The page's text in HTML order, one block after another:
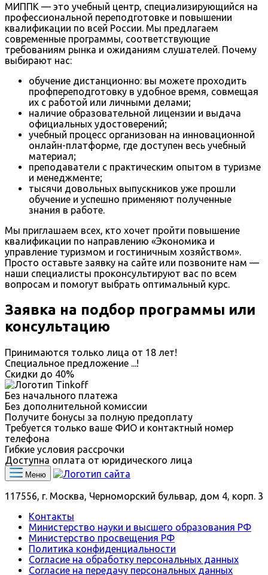
МИППК — это учебный центр, специализирующийся на
профессиональной переподготовке и повышении
квалификации по всей России. Мы предлагаем
современные программы, соответствующие
требованиям рынка и ожиданиям слушателей. Почему
выбирают нас:
обучение дистанционно: вы можете проходить
профпереподготовку в удобное время, совмещая
их с работой или личными делами;
наличие образовательной лицензии и выдача
официальных удостоверений;
учебный процесс организован на инновационной
онлайн-платформе, где доступен весь учебный
материал;
преподаватели с практическим опытом в туризме
и менеджменте;
тысячи довольных выпускников уже прошли
обучение и успешно применяют полученные
знания в работе.
Мы приглашаем всех, кто хочет пройти повышение
квалификации по направлению «Экономика и
управление туризмом и гостиничным хозяйством».
Просто оставьте заявку на сайте или позвоните нам —
наши специалисты проконсультируют вас по всем
вопросам и помогут выбрать оптимальный курс.
Заявка на подбор программы или
консультацию
Принимаются только лица от 18 лет!
Специальное предложение
!
Скидки до 40%
Без начального платежа
Без дополнительной комиссии
Получите бонусы за полную предоплату
Требуется только ваше ФИО и контактный номер
телефона
Гибкие условия рассрочки
Доступна оплата от юридического лица
Меню
117556, г. Москва, Черноморский бульвар, дом 4, корп. 3
Контакты
Министерство науки и высшего образования РФ
Министерство просвещения РФ
Политика конфиденциальности
Согласие на обработку персональных данных
Согласие на передачу персональных данных